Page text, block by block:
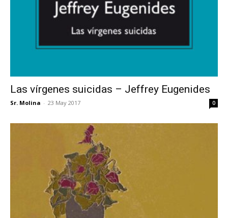
Las vírgenes suicidas – Jeffrey Eugenides
Sr. Molina - 23 May 2017 0